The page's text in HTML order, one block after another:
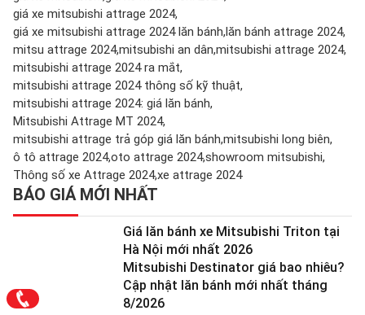
giá xe mitsubishi attrage 2024
giá xe mitsubishi attrage 2024 lăn bánh lăn bánh attrage 2024
mitsu attrage 2024mitsubishi an dân mitsubishi attrage 2024
mitsubishi attrage 2024 ra mắt
mitsubishi attrage 2024 thông số kỹ thuật
mitsubishi attrage 2024: giá lăn bánh
Mitsubishi Attrage MT 2024
mitsubishi attrage trả góp giá lăn bánh mitsubishi long biên
ô tô attrage 2024oto attrage 2024showroom mitsubishi
Thông số xe Attrage 2024xe attrage 2024
BÁO GIÁ MỚI NHẤT
Giá lăn bánh xe Mitsubishi Triton tại
Hà Nội mới nhất 2026
Mitsubishi Destinator giá bao nhiêu?
Cập nhật lăn bánh mới nhất tháng
8/2026